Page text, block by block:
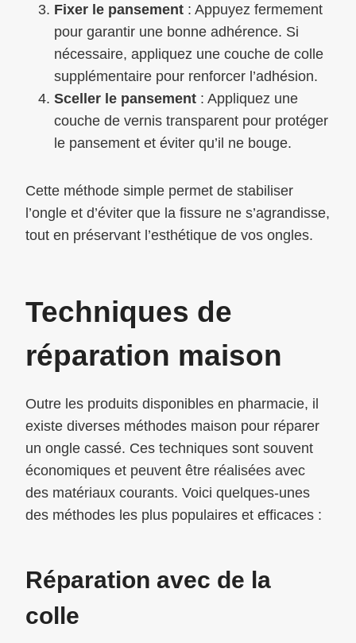
Fixer le pansement : Appuyez fermement
pour garantir une bonne adhérence. Si
nécessaire, appliquez une couche de colle
supplémentaire pour renforcer l’adhésion.
Sceller le pansement : Appliquez une
couche de vernis transparent pour protéger
le pansement et éviter qu’il ne bouge.
Cette méthode simple permet de stabiliser
l’ongle et d’éviter que la fissure ne s’agrandisse,
tout en préservant l’esthétique de vos ongles.
Techniques de
réparation maison
Outre les produits disponibles en pharmacie, il
existe diverses méthodes maison pour réparer
un ongle cassé. Ces techniques sont souvent
économiques et peuvent être réalisées avec
des matériaux courants. Voici quelques-unes
des méthodes les plus populaires et efficaces :
Réparation avec de la
colle